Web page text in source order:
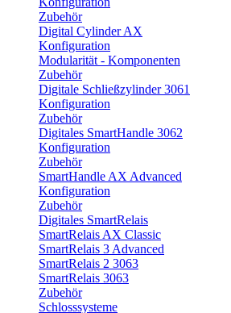
Zubehör
Digital Cylinder AX
Konfiguration
Modularität - Komponenten
Zubehör
Digitale Schließzylinder 3061
Konfiguration
Zubehör
Digitales SmartHandle 3062
Konfiguration
Zubehör
SmartHandle AX Advanced
Konfiguration
Zubehör
Digitales SmartRelais
SmartRelais AX Classic
SmartRelais 3 Advanced
SmartRelais 2 3063
SmartRelais 3063
Zubehör
Schlosssysteme